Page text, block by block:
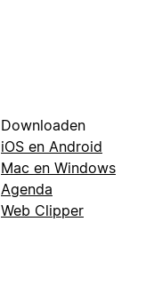
Downloaden
iOS en Android
Mac en Windows
Agenda
Web Clipper